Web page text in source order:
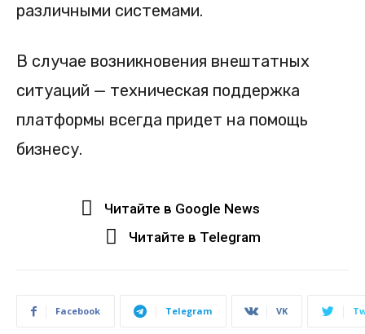
различными системами.
В случае возникновения внештатных
ситуаций — техническая поддержка
платформы всегда придет на помощь
бизнесу.
Читайте в Google News
Читайте в Telegram
Facebook Telegram VK